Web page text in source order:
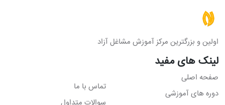
اولین و بزرگترین مرکز آموزش مشاغل آزاد
لینک های مفید
صفحه اصلی
دوره های آموزشی
تماس با ما
سوالات متداول